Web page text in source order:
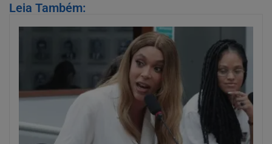
Leia Também: